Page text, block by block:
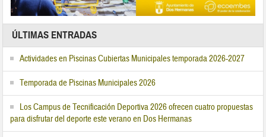
ÚLTIMAS ENTRADAS
Actividades en Piscinas Cubiertas Municipales temporada 2026-2027
Temporada de Piscinas Municipales 2026
Los Campus de Tecnificación Deportiva 2026 ofrecen cuatro propuestas
para disfrutar del deporte este verano en Dos Hermanas